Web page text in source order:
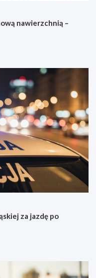
nawierzchnią –
za jazdę po